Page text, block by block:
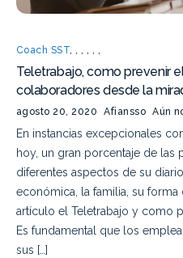
Coach SST,,,,,,
Teletrabajo, como prevenir
colaboradores desde la
agosto 20, 2020 Afiansso Aún
En instancias excepcionales
hoy, un gran porcentaje de las
diferentes aspectos de su
económica, la familia, su
artículo el Teletrabajo y como
Es fundamental que los
sus […]